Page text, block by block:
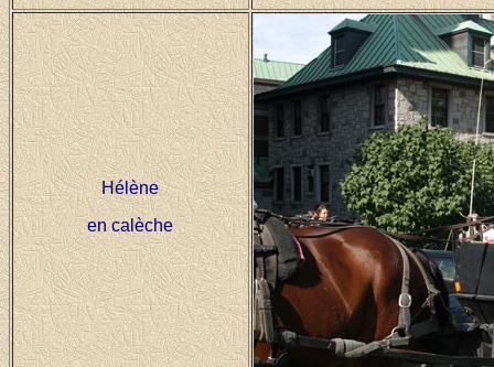
Hélène
en calèche